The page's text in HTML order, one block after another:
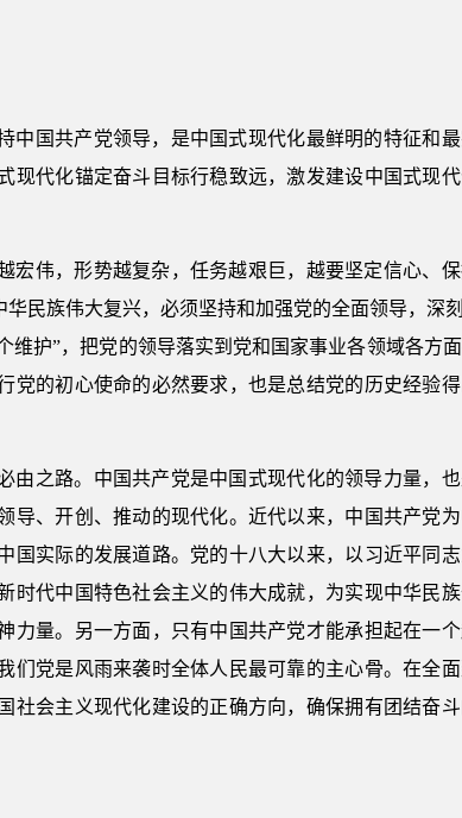
中国共产党领导，是中国式现代化最鲜明的特征和
代化锚定奋斗目标行稳致远，激发建设中国式现代
伟，形势越复杂，任务越艰巨，越要坚定信心、
民族伟大复兴，必须坚持和加强党的全面领导，深
维护”，把党的领导落实到党和国家事业各领域各方
的初心使命的必然要求，也是总结党的历史经验得
由之路。中国共产党是中国式现代化的领导力量，
导、开创、推动的现代化。近代以来，中国共产党
国实际的发展道路。党的十八大以来，以习近平同
时代中国特色社会主义的伟大成就，为实现中华民
力量。另一方面，只有中国共产党才能承担起在一
们党是风雨来袭时全体人民最可靠的主心骨。在全
社会主义现代化建设的正确方向，确保拥有团结奋